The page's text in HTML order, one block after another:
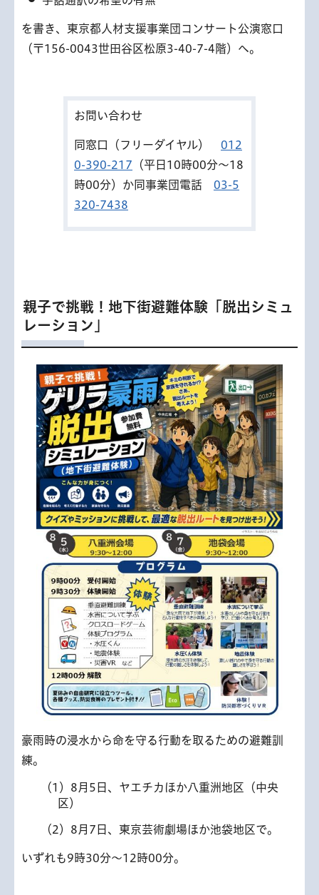
を書き、東京都人材支援事業団コンサート公演窓口
（〒156-0043世田谷区松原3-40-7-4階）へ。
お問い合わせ
同窓口（フリーダイヤル） 012
0-390-217 （平日10時00分～18
時00分）か同事業団電話 03-5
320-7438
親子で挑戦！地下街避難体験「脱出シミュ
レーション」
豪雨時の浸水から命を守る行動を取るための避難訓
練。
（1）8月5日、ヤエチカほか八重洲地区（中央
区）
（2）8月7日、東京芸術劇場ほか池袋地区で。
いずれも9時30分～12時00分。